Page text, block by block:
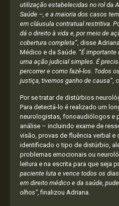
utilização estabelecidas no rol da
Saúde –, e a maioria dos casos
em cláusula contratual restritiva.
dá o direito à vida e, por meio de
cobertura completa” , disse
Médico e da Saúde. “É
uma ação judicial simples. É
percorrer e como fazê-los. Todos
justiça, tivemos ganho de causa” ,
Por se tratar de distúrbios
Para detectá-lo é realizado um
neurologistas, fonoaudiólogos e
análise – incluindo exame de
visão, provas de fluência verbal
identificado o tipo de distúrbio,
problemas emocionais ou
leitura e na escrita para que seja
paciente luta e vence todos os
em direito médico e da saúde,
olhos”,finalizou Adriana.